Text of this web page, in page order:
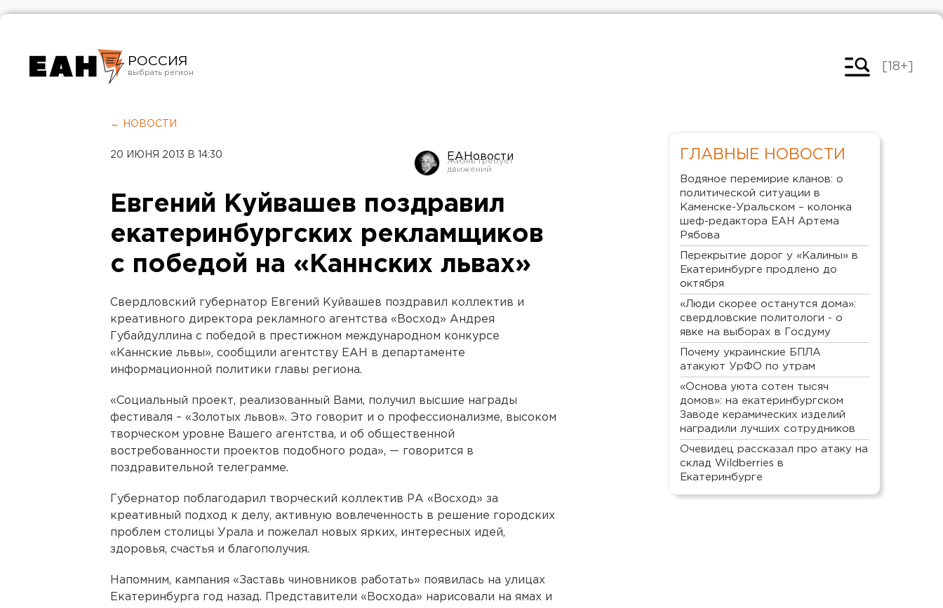
РОССИЯ
Челябинск
[18+]
← НОВОСТИ
20 ИЮНЯ 2013 В 14:30 ЕАНовости
Евгений Куйвашев поздравил
екатеринбургских рекламщиков
с победой на «Каннских львах»
Свердловский губернатор Евгений Куйвашев поздравил коллектив и
креативного директора рекламного агентства «Восход» Андрея
Губайдуллина с победой в престижном международном конкурсе
«Каннские львы», сообщили агентству ЕАН в департаменте
информационной политики главы региона.
«Социальный проект, реализованный Вами, получил высшие награды
фестиваля – «Золотых львов». Это говорит и о профессионализме, высоком
творческом уровне Вашего агентства, и об общественной
востребованности проектов подобного рода», — говорится в
поздравительной телеграмме.
Губернатор поблагодарил творческий коллектив РА «Восход» за
креативный подход к делу, активную вовлеченность в решение городских
проблем столицы Урала и пожелал новых ярких, интересных идей,
здоровья, счастья и благополучия.
Напомним, кампания «Заставь чиновников работать» появилась на улицах
Екатеринбурга год назад. Представители «Восхода» нарисовали на ямах и
ГЛАВНЫЕ НОВОСТИ
Водяное перемирие кланов: о
политической ситуации в
Каменске-Уральском – колонка
шеф-редактора ЕАН Артема
Рябова
Перекрытие дорог у «Калины» в
Екатеринбурге продлено до
октября
«Люди скорее останутся дома»:
свердловские политологи - о
явке на выборах в Госдуму
Почему украинские БПЛА
атакуют УрФО по утрам
«Основа уюта сотен тысяч
домов»: на екатеринбургском
Заводе керамических изделий
наградили лучших сотрудников
Очевидец рассказал про атаку на
склад Wildberries в
Екатеринбурге